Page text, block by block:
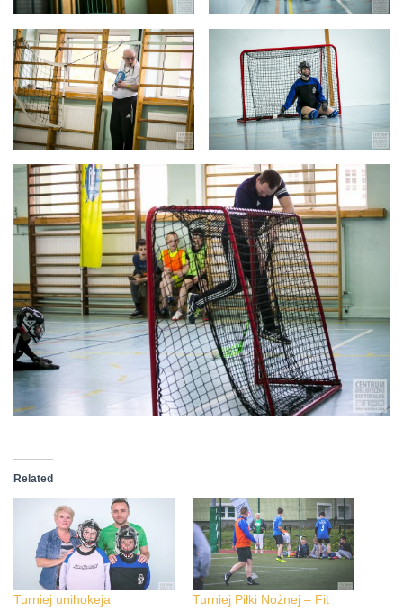
Related
Turniej unihokeja
Turniej Piłki Nożnej – Fit